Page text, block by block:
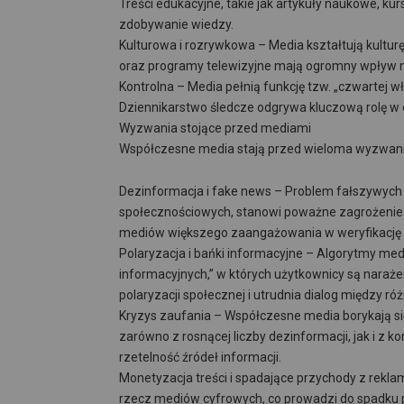
Treści edukacyjne, takie jak artykuły naukowe,
zdobywanie wiedzy.
Kulturowa i rozrywkowa – Media kształtują
oraz programy telewizyjne mają ogromny wpływ
Kontrolna – Media pełnią funkcję tzw. „czwartej
Dziennikarstwo śledcze odgrywa kluczową rolę
Wyzwania stojące przed mediami
Współczesne media stają przed wieloma
Dezinformacja i fake news – Problem
społecznościowych, stanowi poważne
mediów większego zaangażowania w weryfikację
Polaryzacja i bańki informacyjne – Algorytmy
informacyjnych,” w których użytkownicy są
polaryzacji społecznej i utrudnia dialog między
Kryzys zaufania – Współczesne media borykają
zarówno z rosnącej liczby dezinformacji, jak i z
rzetelność źródeł informacji.
Monetyzacja treści i spadające przychody z
rzecz mediów cyfrowych, co prowadzi do